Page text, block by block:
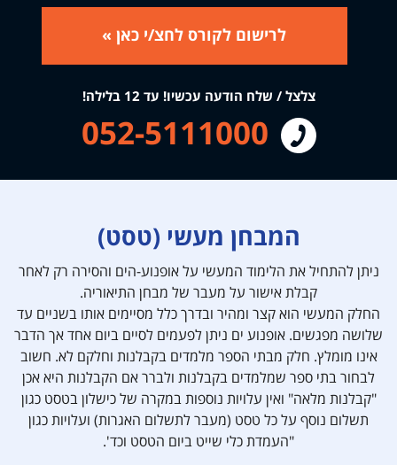
לרישום לקורס לחצ/י כאן »
צלצל / שלח הודעה עכשיו! עד 12 בלילה!
052-5111000
המבחן מעשי (טסט)
ניתן להתחיל את הלימוד המעשי על אופנוע-הים והסירה רק לאחר
קבלת אישור על מעבר של מבחן התיאוריה.
החלק המעשי הוא קצר ומהיר ובדרך כלל מסיימים אותו בשניים עד
שלושה מפגשים. אופנוע ים ניתן לפעמים לסיים ביום אחד אך הדבר
אינו מומלץ. חלק מבתי הספר מלמדים בקבלנות וחלקם לא. חשוב
לבחור בתי ספר שמלמדים בקבלנות ולברר אם הקבלנות היא אכן
"קבלנות מלאה" ואין עלויות נוספות במקרה של כישלון בטסט כגון
תשלום נוסף על כל טסט (מעבר לתשלום האגרות) ועלויות כגון
"העמדת כלי שייט ביום הטסט וכד'.